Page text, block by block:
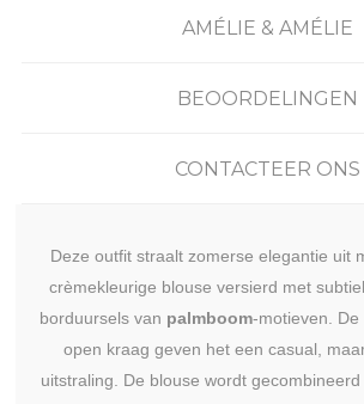
AMÉLIE & AMÉLIE
BEOORDELINGEN
CONTACTEER ONS
Deze outfit straalt zomerse elegantie uit
crèmekleurige blouse versierd met
borduursels van palmboom-motieven.
open kraag geven het een casual,
uitstraling. De blouse wordt gecombineerd